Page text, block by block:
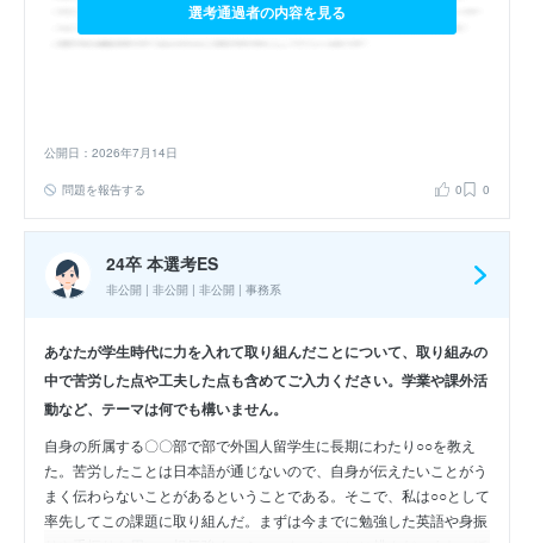
選考通過者の内容を見る
公開日：2026年7月14日
問題を報告する 0 0
24卒 本選考ES
非公開 | 非公開 | 非公開 | 事務系
あなたが学生時代に力を入れて取り組んだことについて、取り組みの
中で苦労した点や工夫した点も含めてご入力ください。学業や課外活
動など、テーマは何でも構いません。
自身の所属する〇〇部で部で外国人留学生に長期にわたり○○を教え
た。苦労したことは日本語が通じないので、自身が伝えたいことがう
まく伝わらないことがあるということである。そこで、私は○○として
率先してこの課題に取り組んだ。まずは今までに勉強した英語や身振